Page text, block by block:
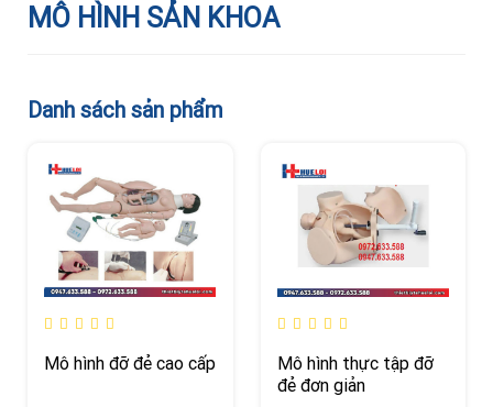
MÔ HÌNH SẢN KHOA
Danh sách sản phẩm
Mô hình đỡ đẻ cao cấp
Mô hình thực tập đỡ
đẻ đơn giản